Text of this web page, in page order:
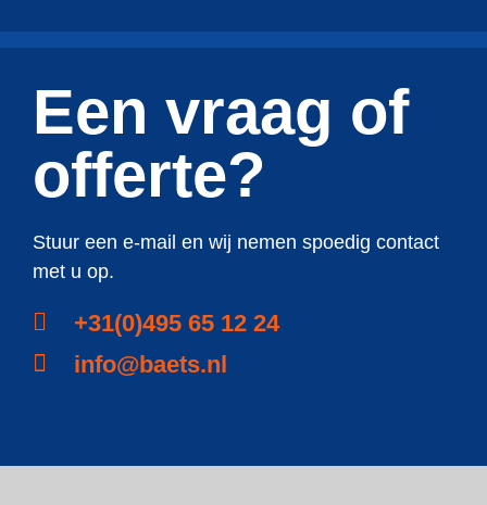
Een vraag of
offerte?
Stuur een e-mail en wij nemen spoedig contact
met u op.
+31(0)495 65 12 24
info@baets.nl